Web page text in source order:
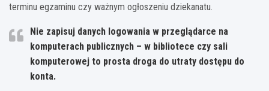
terminu egzaminu czy ważnym ogłoszeniu dziekanatu.
Nie zapisuj danych logowania w przeglądarce na
komputerach publicznych – w bibliotece czy sali
komputerowej to prosta droga do utraty dostępu do
konta.